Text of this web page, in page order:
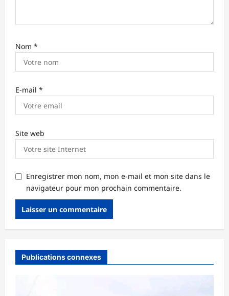
Nom *
E-mail *
Site web
Enregistrer mon nom, mon e-mail et mon site dans le
navigateur pour mon prochain commentaire.
Publications connexes